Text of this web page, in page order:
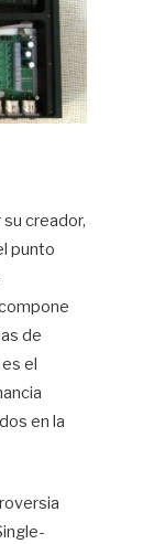
creador,
punto
de
el
en la